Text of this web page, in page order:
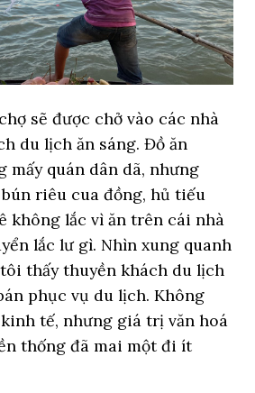
sẽ được chở vào các nhà
du lịch ăn sáng. Đồ ăn
mấy quán dân dã, nhưng
riêu cua đồng, hủ tiếu
không lắc vì ăn trên cái nhà
lắc lư gì. Nhìn xung quanh
thấy thuyền khách du lịch
phục vụ du lịch. Không
tế, nhưng giá trị văn hoá
thống đã mai một đi ít